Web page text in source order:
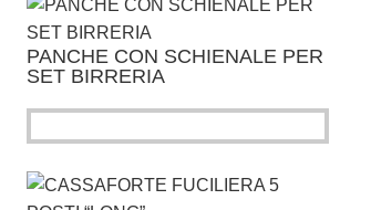
PANCHE CON SCHIENALE PER
SET BIRRERIA